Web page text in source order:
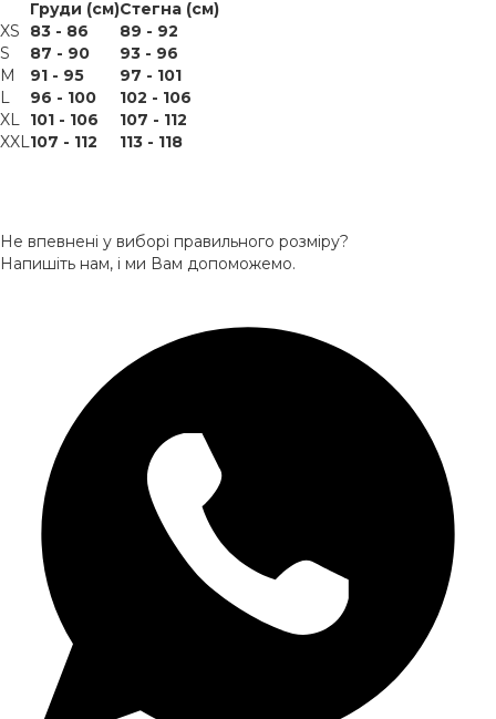
Груди (см)Стегна (см)
XS
83 - 86
89 - 92
S
87 - 90
93 - 96
M
91 - 95
97 - 101
L
96 - 100
102 - 106
XL 101 - 106
107 - 112
XXL107 - 112 113 - 118
Не впевнені у виборі правильного розміру?
Напишіть нам, і ми Вам допоможемо.